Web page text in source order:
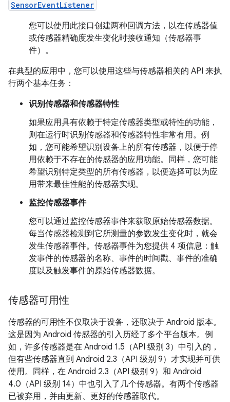
SensorEventListener
您可以使用此接口创建两种回调方法，以在传感器值
或传感器精确度发生变化时接收通知（传感器事
件）。
在典型的应用中，您可以使用这些与传感器相关的 API 来执
行两个基本任务：
识别传感器和传感器特性
如果应用具有依赖于特定传感器类型或特性的功能，
则在运行时识别传感器和传感器特性非常有用。例
如，您可能希望识别设备上的所有传感器，以便于停
用依赖于不存在的传感器的应用功能。同样，您可能
希望识别特定类型的所有传感器，以便选择可以为应
用带来最佳性能的传感器实现。
监控传感器事件
您可以通过监控传感器事件来获取原始传感器数据。
每当传感器检测到它所测量的参数发生变化时，就会
发生传感器事件。传感器事件为您提供 4 项信息：触
发事件的传感器的名称、事件的时间戳、事件的准确
度以及触发事件的原始传感器数据。
传感器可用性
传感器的可用性不仅取决于设备，还取决于 Android 版本。
这是因为 Android 传感器的引入历经了多个平台版本。例
如，许多传感器是在 Android 1.5（API 级别 3）中引入的，
但有些传感器直到 Android 2.3（API 级别 9）才实现并可供
使用。同样，在 Android 2.3（API 级别 9）和 Android
4.0（API 级别 14）中也引入了几个传感器。有两个传感器
已被弃用，并由更新、更好的传感器取代。